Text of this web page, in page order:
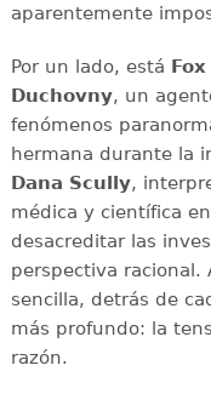
aparentemente
Por un lado, está
Duchovny, un
fenómenos
hermana durante la
Dana Scully,
médica y científica
desacreditar las
perspectiva racional.
sencilla, detrás de
más profundo: la
razón.